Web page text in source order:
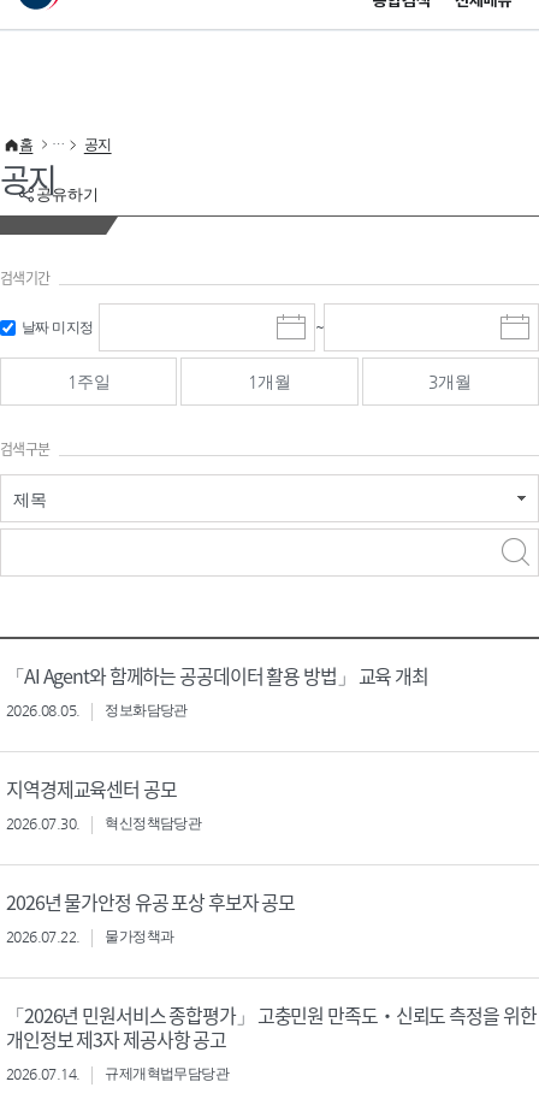
이 누리집은 대한민국 공식 전자정부 누리집입니다.
공유하기
홈 공지
공지
검색기간
날짜 미지정
시
작
일
선
~
종
료
선
1주일 1개월 3개월
검색구분
제목
「AI Agent와 함께하는 공공데이터 활용 방법」 교육 개최
2026.08.05. 정보화담당관
지역경제교육센터 공모
2026.07.30. 혁신정책담당관
2026년 물가안정 유공 포상 후보자 공모
2026.07.22. 물가정책과
「2026년 민원서비스 종합평가」 고충민원 만족도‧신뢰도 측정을 위한
개인정보 제3자 제공사항 공고
2026.07.14. 규제개혁법무담당관